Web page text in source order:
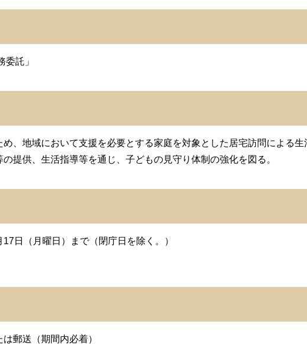
託」
、地域において支援を必要とする家庭を対象とした居宅訪問による生
提供、生活指導等を通じ、子どもの見守り体制の強化を図る。
日（月曜日）まで（閉庁日を除く。）
郵送（期間内必着）